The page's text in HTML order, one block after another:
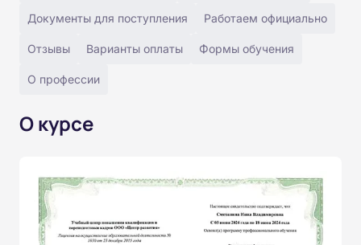
Документы для поступления Работаем официально
Отзывы Варианты оплаты Формы обучения
О профессии
О курсе